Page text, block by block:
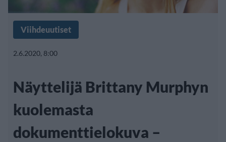
Viihdeuutiset
2.6.2020, 8:00
Näyttelijä Brittany Murphyn
kuolemasta
dokumenttielokuva –